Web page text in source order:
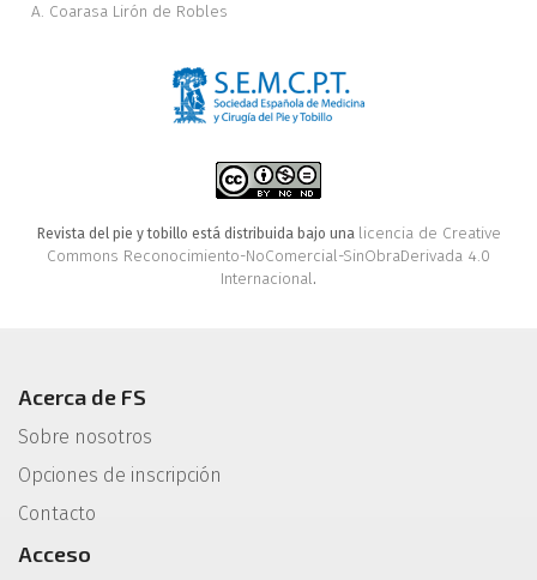
A. Coarasa Lirón de Robles
Revista del pie y tobillo está distribuida bajo una licencia de Creative
Commons Reconocimiento-NoComercial-SinObraDerivada 4.0
Internacional.
Acerca de FS
Sobre nosotros
Opciones de inscripción
Contacto
Acceso